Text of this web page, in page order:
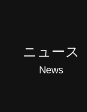
ニュース
News